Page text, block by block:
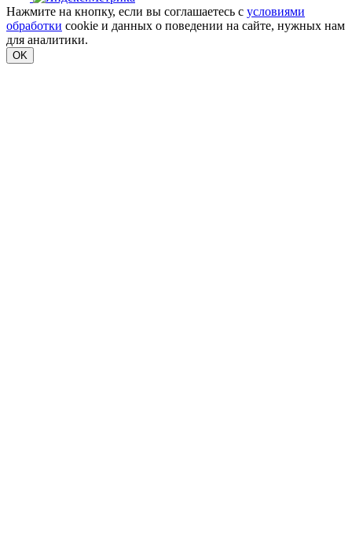
Нажмите на кнопку, если вы соглашаетесь с условиями
обработки cookie и данных о поведении на сайте, нужных нам
для аналитики.
OK